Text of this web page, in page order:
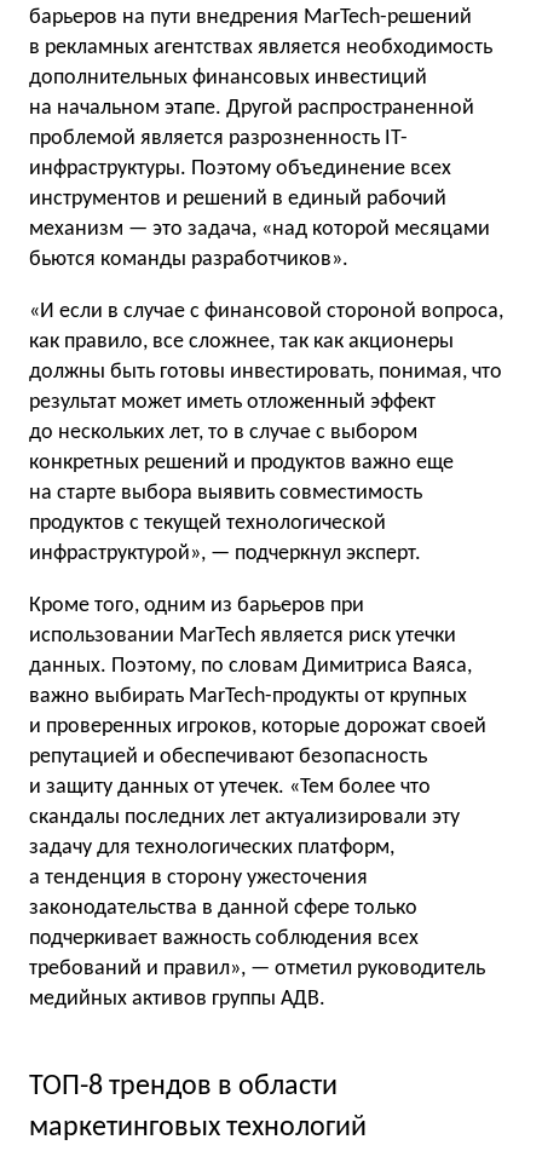
барьеров на пути внедрения MarTech-решений
в рекламных агентствах является необходимость
дополнительных финансовых инвестиций
на начальном этапе. Другой распространенной
проблемой является разрозненность IT-
инфраструктуры. Поэтому объединение всех
инструментов и решений в единый рабочий
механизм — это задача, «над которой месяцами
бьются команды разработчиков».
«И если в случае с финансовой стороной вопроса,
как правило, все сложнее, так как акционеры
должны быть готовы инвестировать, понимая, что
результат может иметь отложенный эффект
до нескольких лет, то в случае с выбором
конкретных решений и продуктов важно еще
на старте выбора выявить совместимость
продуктов с текущей технологической
инфраструктурой», — подчеркнул эксперт.
Кроме того, одним из барьеров при
использовании MarTech является риск утечки
данных. Поэтому, по словам Димитриса Ваяса,
важно выбирать MarTech-продукты от крупных
и проверенных игроков, которые дорожат своей
репутацией и обеспечивают безопасность
и защиту данных от утечек. «Тем более что
скандалы последних лет актуализировали эту
задачу для технологических платформ,
а тенденция в сторону ужесточения
законодательства в данной сфере только
подчеркивает важность соблюдения всех
требований и правил», — отметил руководитель
медийных активов группы АДВ.
ТОП-8 трендов в области
маркетинговых технологий